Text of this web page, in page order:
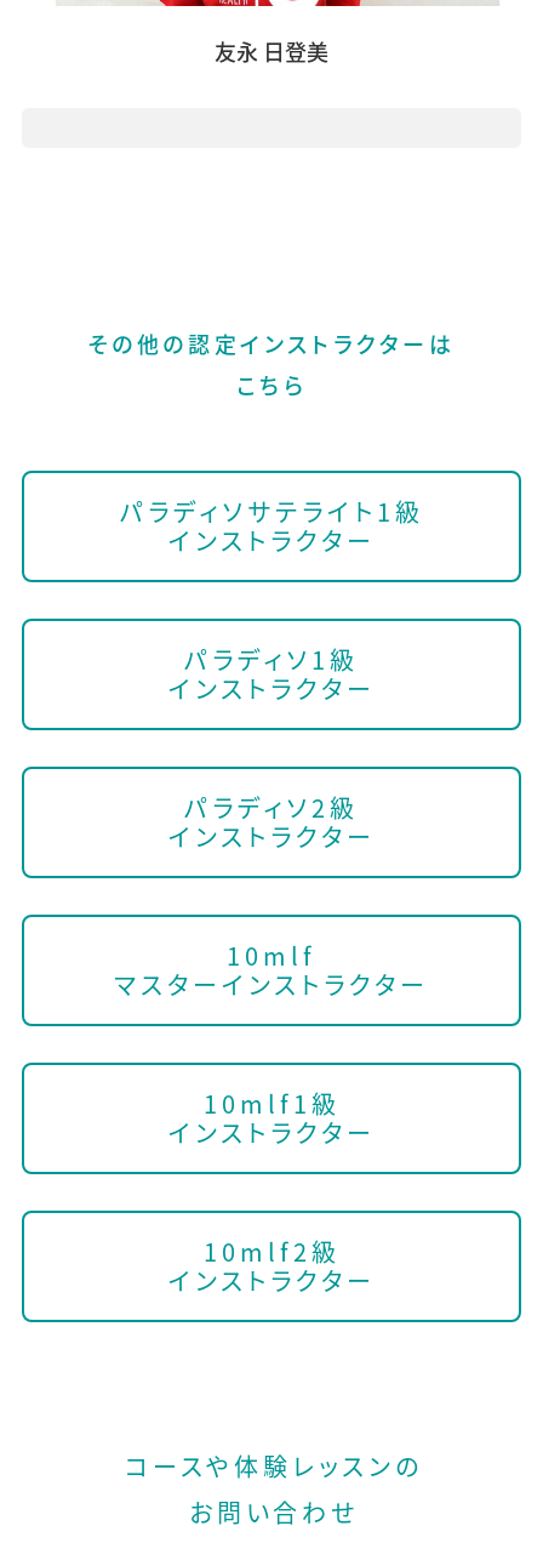
友永 日登美
その他の認定インストラクターは
こちら
パラディソサテライト1級
インストラクター
パラディソ1級
インストラクター
パラディソ2級
インストラクター
10mlf
マスターインストラクター
10mlf1級
インストラクター
10mlf2級
インストラクター
コースや体験レッスンの
お問い合わせ